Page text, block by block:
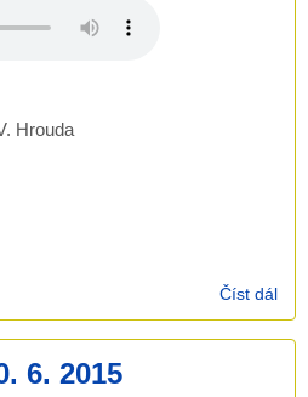
Hrouda
Číst dál
-
6. 2015